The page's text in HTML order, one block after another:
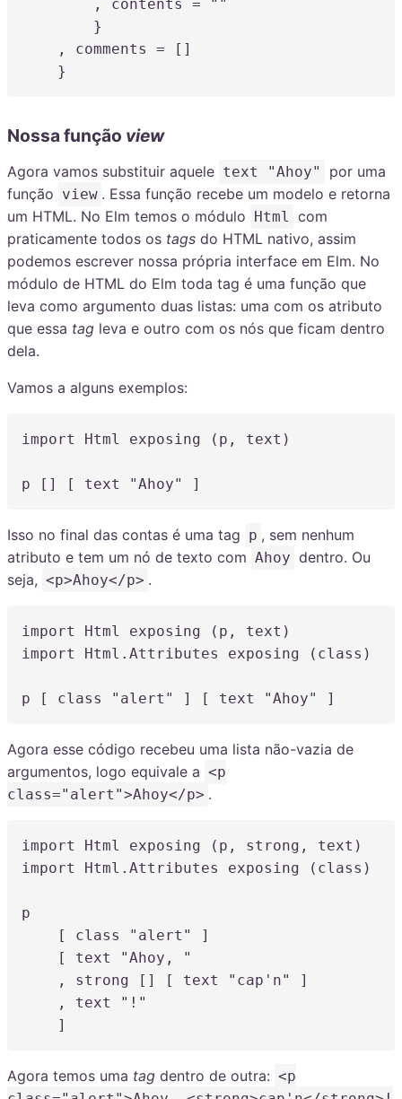
,
contents =
""
        }
,
comments = []
    }
Nossa função view
Agora vamos substituir aquele text "Ahoy"
por uma
função view . Essa função recebe um modelo e retorna
um HTML. No Elm temos o módulo
Html com
praticamente todos os tags do HTML nativo, assim
podemos escrever nossa própria interface em Elm. No
módulo de HTML do Elm toda tag é uma função que
leva como argumento duas listas: uma com os atributo
que essa tag leva e outro com os nós que ficam dentro
dela.
Vamos a alguns exemplos:
import Html exposing (p, text)
Isso no final das contas é uma tag p , sem nenhum
atributo e tem um nó de texto com Ahoy dentro. Ou
seja, <p>Ahoy</p> .
import Html exposing ( p , text )
import Html.Attributes exposing ( class )
p [ class "alert" ] [ text "Ahoy" ]
Agora esse código recebeu uma lista não-vazia de
argumentos, logo equivale a <p
class="alert">Ahoy</p> .
import Html exposing ( p , strong , text )
import Html.Attributes exposing ( class )
p
    [ class
"alert"
]
    [ text
"Ahoy, "
,
strong [] [ text "cap'n"
]
,
text
"!"
    ]
Agora temos uma tag dentro de outra: <p